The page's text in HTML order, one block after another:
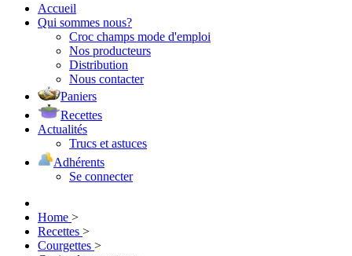
Accueil
Qui sommes nous?
Croc champs mode d'emploi
Nos producteurs
Distribution
Nous contacter
Paniers
Recettes
Actualités
Trucs et astuces
Adhérents
Se connecter
Home >
Recettes >
Courgettes >